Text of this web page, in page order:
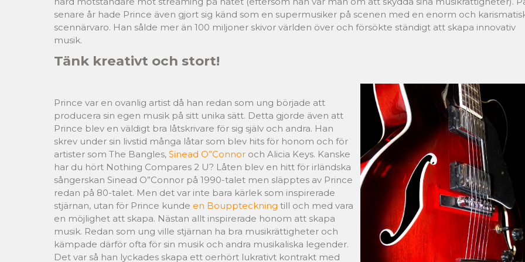
senare år hade Prince även gjort sig känd som en supermusiker på scenen med en enorm och
scennärvaro. Han sålde mer än 100 miljoner skivor världen över och försökte ständigt att skapa innovativ
musik.
Tänk kreativt och stort!
Prince var en ovanlig artist då han redan som ung började att
producera sin egen musik på sitt unika sätt. Detta gjorde även att
Prince blev en väldigt bra låtskrivare för sig själv och andra. Han
skrev under sin livstid många låtar som blev hits för honom och för
artister som The Bangles, Sinead O”Connor och Alicia Keys. Kanske
har du hört Nothing Compares 2 U? Låten blev en hitt för irländska
sångerskan Sinead O”Connor på 1990-talet men släpptes av Prince
redan på 80-talet. Men det var inte bara kärlek som inspirerade
stjärnan, utan för Prince kunde en Bouppteckning till och med vara
en möjlighet att skapa. Nästan allt inspirerade honom att skapa
musik. Redan som ung ville stjärnan ha bra musikrättigheter och
kämpade därför ofta för sin musik och andra musikaliska legender.
Det var så han lyckades skapa ett oerhört lukrativt kontrakt med